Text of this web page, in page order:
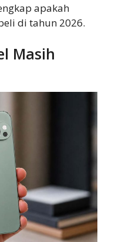
apakah
di tahun 2026.
Masih